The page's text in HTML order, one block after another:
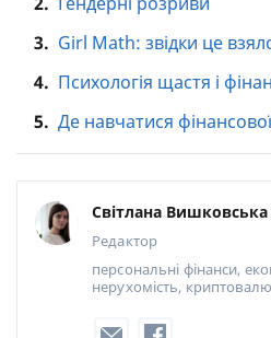
3. Girl Math: звідки це
4. Психологія щастя і
5. Де навчатися
Світлана Вишковська
Редактор
персональні фінанси,
нерухомість,